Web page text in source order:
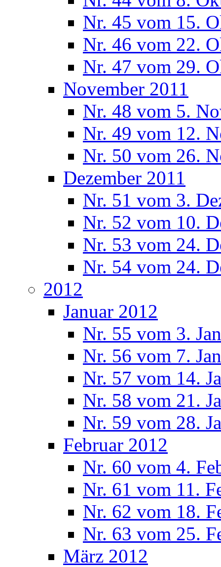
Nr. 45 vom 15.
Nr. 46 vom 22.
Nr. 47 vom 29.
November 2011
Nr. 48 vom 5.
Nr. 49 vom 12.
Nr. 50 vom 26.
Dezember 2011
Nr. 51 vom 3.
Nr. 52 vom 10.
Nr. 53 vom 24.
Nr. 54 vom 24.
2012
Januar 2012
Nr. 55 vom 3.
Nr. 56 vom 7.
Nr. 57 vom 14.
Nr. 58 vom 21.
Nr. 59 vom 28.
Februar 2012
Nr. 60 vom 4.
Nr. 61 vom 11.
Nr. 62 vom 18.
Nr. 63 vom 25.
März 2012